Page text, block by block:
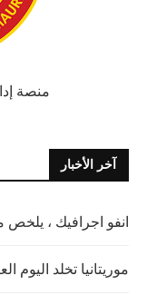
منصة
آخر الأخبار
انفو اجرافيك ،
موريتانيا تخلد اليوم